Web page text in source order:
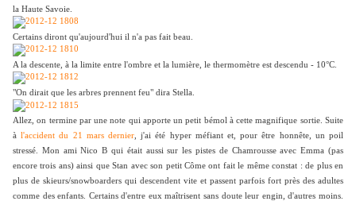
la Haute Savoie.
Certains diront qu'aujourd'hui il n'a pas fait beau.
A la descente, à la limite entre l'ombre et la lumière, le thermomètre est descendu - 10°C.
"On dirait que les arbres prennent feu" dira Stella.
Allez, on termine par une note qui apporte un petit bémol à cette magnifique sortie. Suite
àl'accident du 21 mars dernier , j'ai été hyper méfiant et, pour être honnête, un poil
stressé. Mon ami Nico B qui était aussi sur les pistes de Chamrousse avec Emma (pas
encore trois ans) ainsi que Stan avec son petit Côme ont fait le même constat : de plus en
plus de skieurs/snowboarders qui descendent vite et passent parfois fort près des adultes
comme des enfants. Certains d'entre eux maîtrisent sans doute leur engin, d'autres moins.